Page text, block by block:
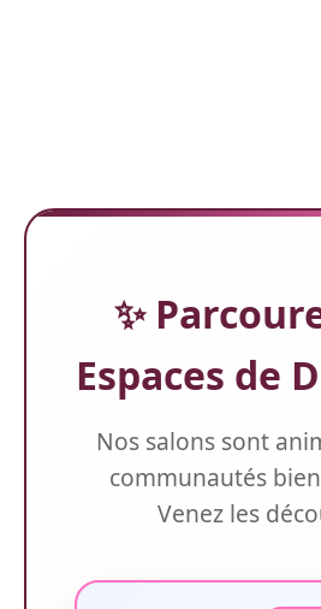
✨
Espaces de
Nos salons sont
communautés
Venez les